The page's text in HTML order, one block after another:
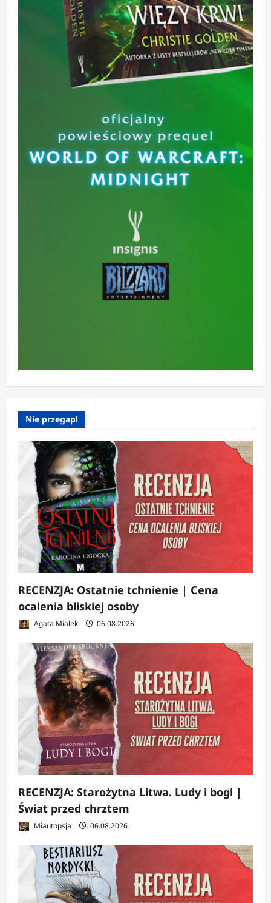
Nie przegap!
RECENZJA: Ostatnie tchnienie | Cena
ocalenia bliskiej osoby
Agata Miałek 06.08.2026
RECENZJA: Starożytna Litwa. Ludy i bogi |
Świat przed chrztem
Miautopsja 06.08.2026